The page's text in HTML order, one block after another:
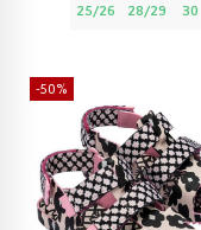
25/26 28/29 30
-50%